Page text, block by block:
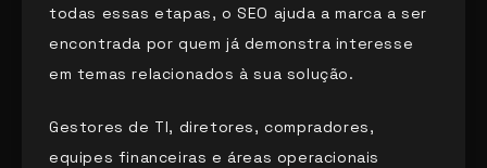
todas essas etapas, o SEO ajuda a marca a ser
encontrada por quem já demonstra interesse
em temas relacionados à sua solução.
Gestores de TI, diretores, compradores,
equipes financeiras e áreas operacionais